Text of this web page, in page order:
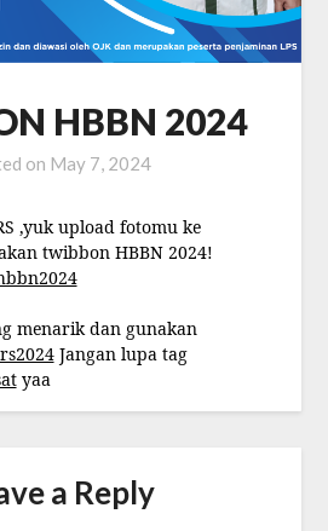
HBBN 2024
on May 7, 2024
,yuk upload fotomu ke
twibbon HBBN 2024!
menarik dan gunakan
Jangan lupa tag
yaa
a Reply